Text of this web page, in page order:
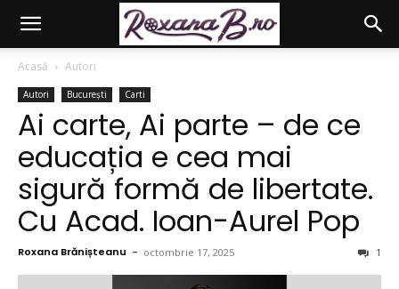
Acasă Autori
Autori București Carti
Ai carte, Ai parte – de ce
educația e cea mai
sigură formă de libertate.
Cu Acad. Ioan-Aurel Pop
Roxana Brănișteanu - octombrie 17, 2025 1